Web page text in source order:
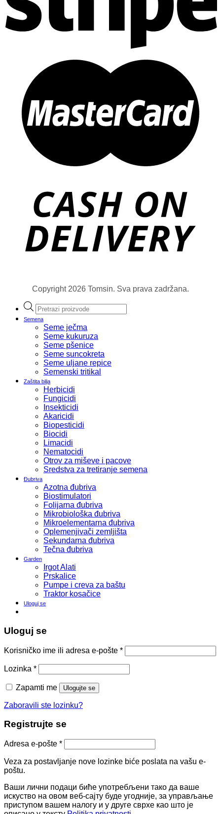
Copyright 2026 Tomsin. Sva prava zadržana.
Products
search
Semena
Seme ječma
Seme kukuruza
Seme pšenice
Seme suncokreta
Seme uljane repice
Semenski tritikal
Zaštita bilja
Herbicidi
Fungicidi
Insekticidi
Akaricidi
Biopesticidi
Biocidi
Limacidi
Nematocidi
Otrov za miševe i pacove
Sredstva za tretiranje semena
Đubriva
Azotna đubriva
Biostimulatori
Folijarna đubriva
Mikrobiološka đubriva
Mikroelementarna đubriva
Oplemenjivači zemljišta
Sekundarna đubriva
Tečna đubriva
Garden
Irgot Alati
Prskalice
Pumpe i creva za baštu
Traktor kosačice
Uloguj se
Uloguj se
Korisničko ime ili adresa e-pošte *
Lozinka *
Zapamti me Ulogujte se
Zaboravili ste lozinku?
Registrujte se
Adresa e-pošte *
Veza za postavljanje nove lozinke biće poslata na vašu e-
poštu.
Ваши лични подаци биће употребљени тако да ваше
искуство на овом веб-сајту буде угодније, за управљање
приступом вашем налогу и у друге сврхе као што је